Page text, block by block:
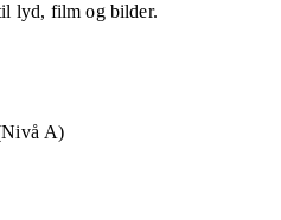
lyd, film og bilder.
A)